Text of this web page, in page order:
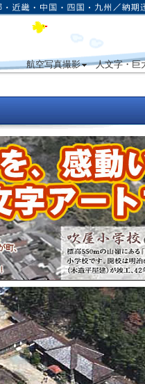
航空写真撮影 人文字・巨